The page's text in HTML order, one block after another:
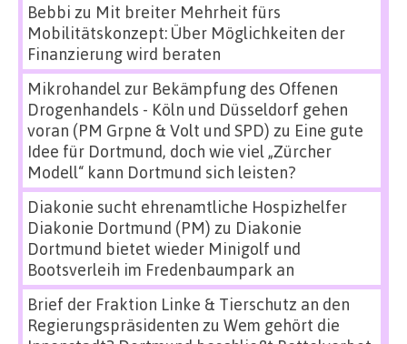
Bebbi zu Mit breiter Mehrheit fürs
Mobilitätskonzept: Über Möglichkeiten der
Finanzierung wird beraten
Mikrohandel zur Bekämpfung des Offenen
Drogenhandels - Köln und Düsseldorf gehen
voran (PM Grpne & Volt und SPD) zu Eine gute
Idee für Dortmund, doch wie viel „Zürcher
Modell“ kann Dortmund sich leisten?
Diakonie sucht ehrenamtliche Hospizhelfer
Diakonie Dortmund (PM) zu Diakonie
Dortmund bietet wieder Minigolf und
Bootsverleih im Fredenbaumpark an
Brief der Fraktion Linke & Tierschutz an den
Regierungspräsidenten zu Wem gehört die